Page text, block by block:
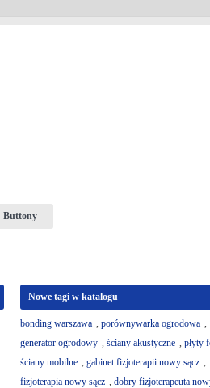
Buttony
Nowe tagi w katalogu
bonding warszawa , porównywarka ogrodowa ,
generator ogrodowy , ściany akustyczne , płyty
ściany mobilne , gabinet fizjoterapii nowy sącz ,
fizjoterapia nowy sącz , dobry fizjoterapeuta